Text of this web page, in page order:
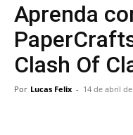
Aprenda
Clash Of
Por Lucas Felix - 14 de abril